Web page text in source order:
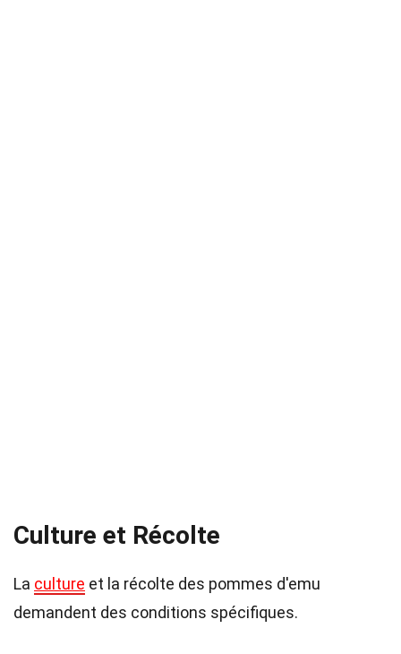
Culture et Récolte
La culture et la récolte des pommes d'emu
demandent des conditions spécifiques.